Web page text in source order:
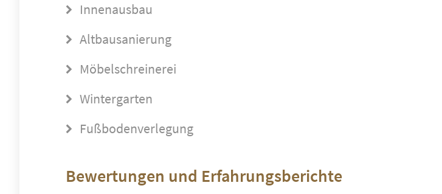
Innenausbau
Altbausanierung
Möbelschreinerei
Wintergarten
Fußbodenverlegung
Bewertungen und Erfahrungsberichte